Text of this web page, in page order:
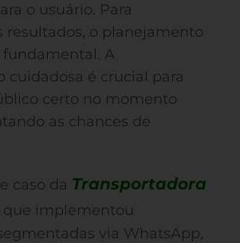
o usuário. Para
resultados, o planejamento
A
cuidadosa é crucial para
certo no momento
as chances de
caso da Transportadora
que implementou
via WhatsApp,